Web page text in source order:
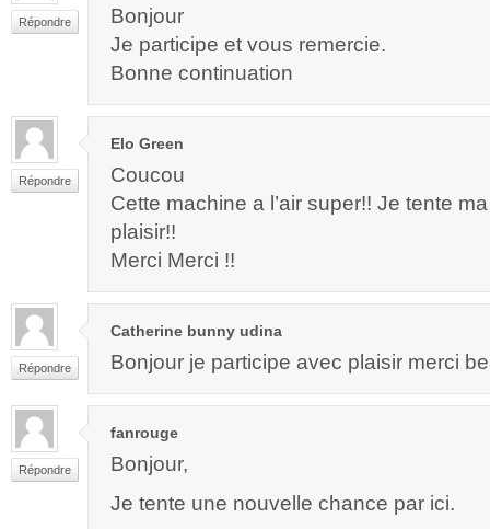
Répondre
Bonjour
Je participe et vous remercie.
Bonne continuation
Répondre
Elo Green
Coucou
Cette machine a l’air super!! Je tente
plaisir!!
Merci Merci !!
Répondre
Catherine bunny udina
Bonjour je participe avec plaisir merci
Répondre
fanrouge
Bonjour,
Je tente une nouvelle chance par ici.